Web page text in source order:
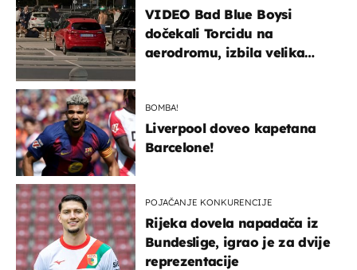
VIDEO Bad Blue Boysi
dočekali Torcidu na
aerodromu, izbila velika
BOMBA!
Liverpool doveo kapetana
Barcelone!
POJAČANJE KONKURENCIJE
Rijeka dovela napadača iz
Bundeslige, igrao je za dvije
reprezentacije